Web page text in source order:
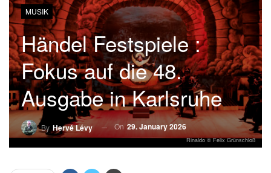
MUSIK
Händel Festspiele :
Fokus auf die 48.
Ausgabe in Karlsruhe
By Hervé Lévy On 29. January 2026
Rinaldo © Felix Grünschloß